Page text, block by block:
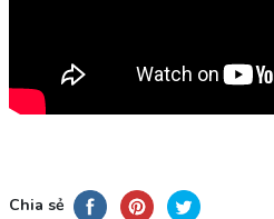
Chia sẻ